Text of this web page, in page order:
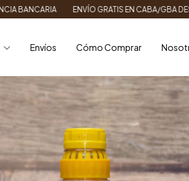
ENVÍO GRATIS EN CABA/GBA DESDE $150.000
Envíos Cómo Comprar